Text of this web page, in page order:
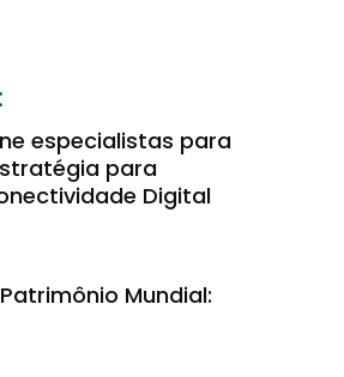
especialistas para
para
Digital
Mundial: